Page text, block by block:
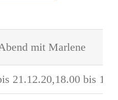
mit Marlene
21.12.20,18.00 bis